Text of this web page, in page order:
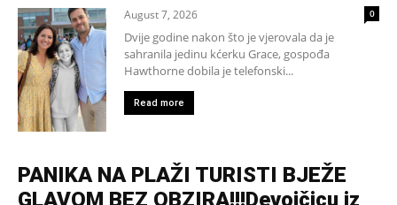
August 7, 2026 0
Dvije godine nakon što je vjerovala da je
sahranila jedinu kćerku Grace, gospođa
Hawthorne dobila je telefonski...
Read more
PANIKA NA PLAŽI TURISTI BJEŽE
GLAVOM BEZ OBZIRA!!!Devojčicu iz